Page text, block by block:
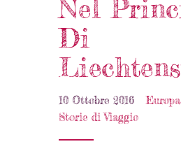
Nel
Di
10 Ottobre 2016
Storie di Viaggio